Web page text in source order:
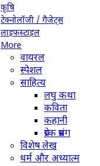
कृषि
टेक्नोलॉजी / गैजेट्स
लाइफस्टाइल
More
वायरल
स्पेशल
साहित्य
लघु कथा
कविता
कहानी
प्रेरक प्रसंग
विशेष लेख
धर्म और अध्यात्म